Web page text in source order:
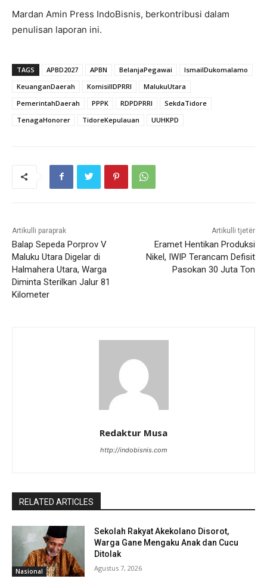
Mardan Amin Press IndoBisnis, berkontribusi dalam
penulisan laporan ini.
TAGS APBD2027 APBN BelanjaPegawai
IsmailDukomalamo
KeuanganDaerah
KomisiIIDPRRI
MalukuUtara
PemerintahDaerah
PPPK RDPDPRRI
SekdaTidore
TenagaHonorer
TidoreKepulauan UUHKPD
Artikulli paraprak
Balap Sepeda Porprov V
Maluku Utara Digelar di
Halmahera Utara, Warga
Diminta Sterilkan Jalur 81
Kilometer
Artikulli tjetër
Eramet Hentikan Produksi
Nikel, IWIP Terancam Defisit
Pasokan 30 Juta Ton
Redaktur Musa
http://indobisnis.com
RELATED ARTICLES
Nasional
Sekolah Rakyat Akekolano Disorot,
Warga Gane Mengaku Anak dan Cucu
Ditolak
Agustus 7, 2026